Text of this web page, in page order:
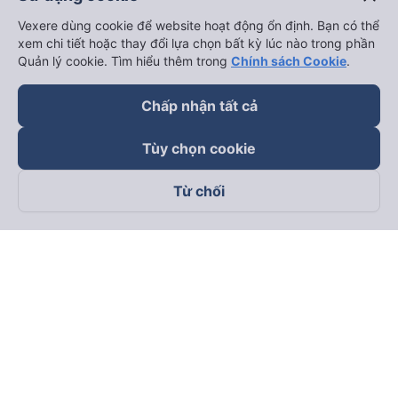
Theo dõi chúng tôi trên
Vexere dùng cookie để website hoạt động ổn định. Bạn có thể
xem chi tiết hoặc thay đổi lựa chọn bất kỳ lúc nào trong phần
Quản lý cookie. Tìm hiểu thêm trong Chính sách Cookie.
Chấp nhận tất cả
Tùy chọn cookie
Từ chối